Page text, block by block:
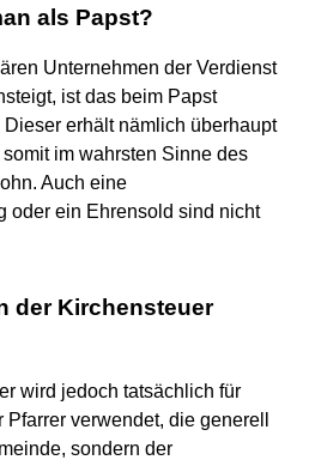
als Papst?
Unternehmen der Verdienst
ist das beim Papst
erhält nämlich überhaupt
im wahrsten Sinne des
Auch eine
oder ein Ehrensold sind nicht
der Kirchensteuer
wird jedoch tatsächlich für
verwendet, die generell
sondern der